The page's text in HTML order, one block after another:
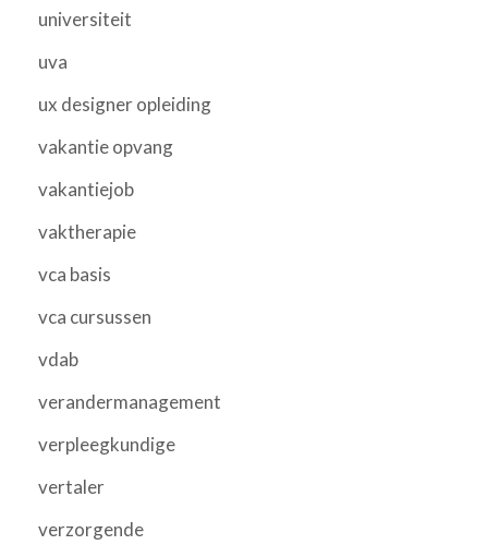
universiteit
uva
ux designer opleiding
vakantie opvang
vakantiejob
vaktherapie
vca basis
vca cursussen
vdab
verandermanagement
verpleegkundige
vertaler
verzorgende